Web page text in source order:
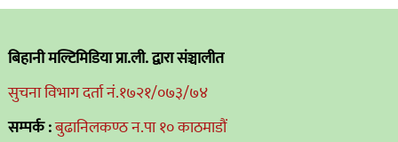
बिहानी मल्टिमिडिया प्रा.ली. द्वारा संञ्चालीत
सुचना विभाग दर्ता नं.१७२१/०७३/७४
सम्पर्क :बुढानिलकण्ठ न.पा १० काठमाडौं